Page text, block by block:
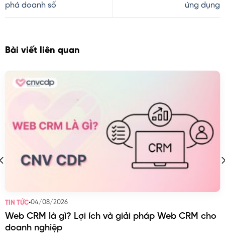
phá doanh số
ứng dụng
Bài viết liên quan
TIN TỨC•04/08/2026
Web CRM là gì? Lợi ích và giải pháp Web CRM cho
doanh nghiệp